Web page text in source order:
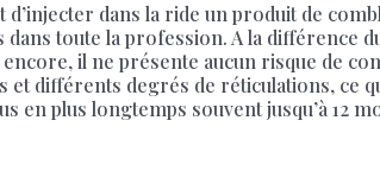
dans la ride un produit de
dans toute la profession. A la
il ne présente aucun risque de
et différents degrés de réticulations, ce
en plus longtemps souvent jusqu’à 12